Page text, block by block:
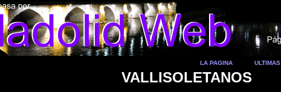
LA PAGINA
VALLISOLETANOS